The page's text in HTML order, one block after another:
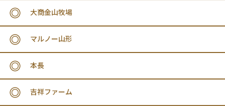
大商金山牧場
マルノー山形
本長
吉祥ファーム